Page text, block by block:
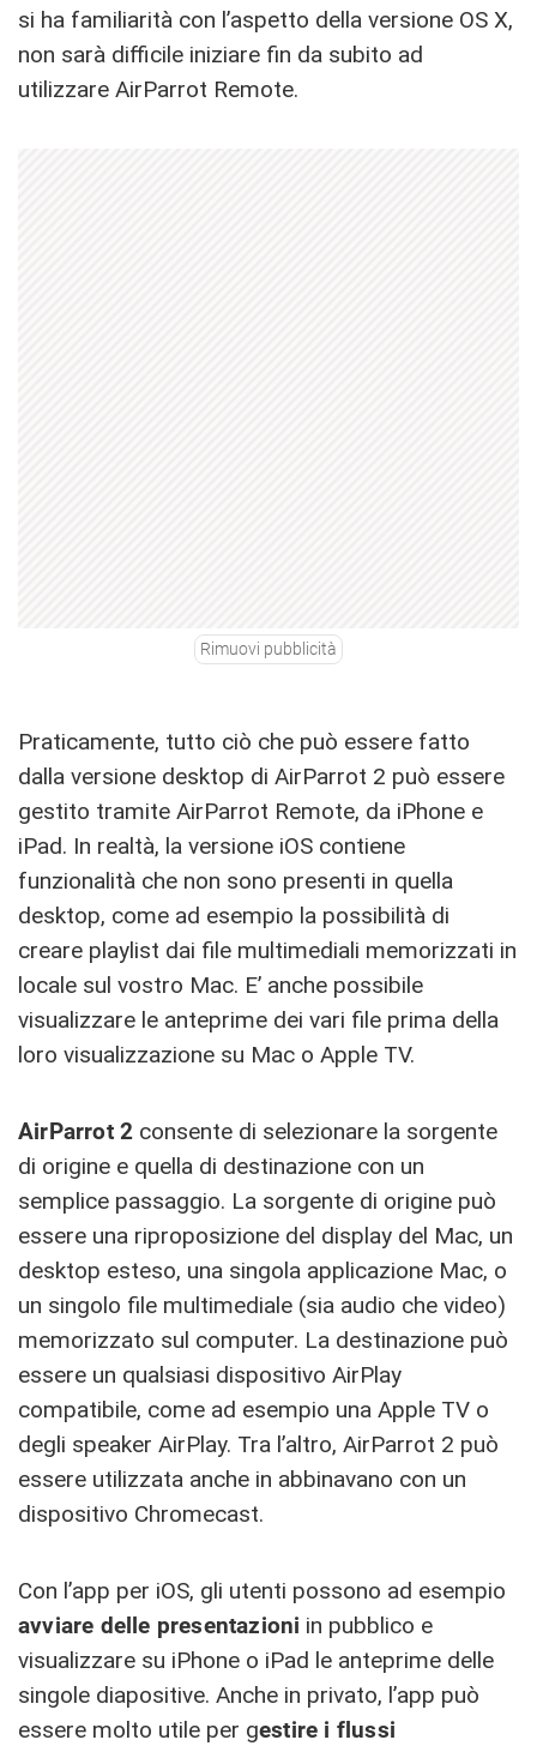
si ha familiarità con l’aspetto della versione OS X,
non sarà difficile iniziare fin da subito ad
utilizzare AirParrot Remote.
Rimuovi pubblicità
Praticamente, tutto ciò che può essere fatto
dalla versione desktop di AirParrot 2 può essere
gestito tramite AirParrot Remote, da iPhone e
iPad. In realtà, la versione iOS contiene
funzionalità che non sono presenti in quella
desktop, come ad esempio la possibilità di
creare playlist dai file multimediali memorizzati in
locale sul vostro Mac. E’ anche possibile
visualizzare le anteprime dei vari file prima della
loro visualizzazione su Mac o Apple TV.
AirParrot 2 consente di selezionare la sorgente
di origine e quella di destinazione con un
semplice passaggio. La sorgente di origine può
essere una riproposizione del display del Mac, un
desktop esteso, una singola applicazione Mac, o
un singolo file multimediale (sia audio che video)
memorizzato sul computer. La destinazione può
essere un qualsiasi dispositivo AirPlay
compatibile, come ad esempio una Apple TV o
degli speaker AirPlay. Tra l’altro, AirParrot 2 può
essere utilizzata anche in abbinavano con un
dispositivo Chromecast.
Con l’app per iOS, gli utenti possono ad esempio
avviare delle presentazioni in pubblico e
visualizzare su iPhone o iPad le anteprime delle
singole diapositive. Anche in privato, l’app può
essere molto utile per gestire i flussi